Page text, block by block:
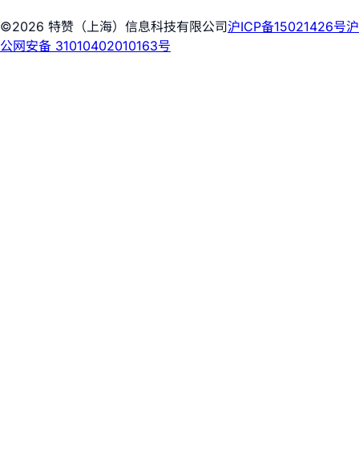
©2026 特赞（上海）信息科技有限公司沪ICP备15021426号沪
公网安备 31010402010163号